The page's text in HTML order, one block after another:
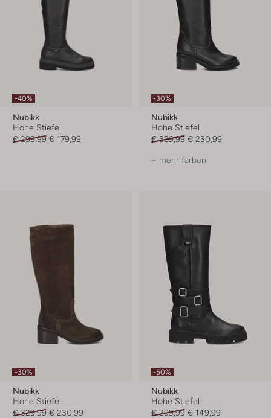
-40%
Nubikk
Hohe Stiefel
€ 299,99 € 179,99
-30%
Nubikk
Hohe Stiefel
€ 329,99 € 230,99
+ mehr farben
-30%
Nubikk
Hohe Stiefel
€ 329,99 € 230,99
-50%
Nubikk
Hohe Stiefel
€ 299,99 € 149,99